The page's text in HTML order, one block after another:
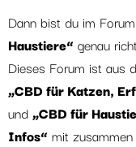
Dann bist du im Forum
Haustiere“ genau
Dieses Forum ist aus
„CBD für Katzen,
und„CBD für
Infos“ mit